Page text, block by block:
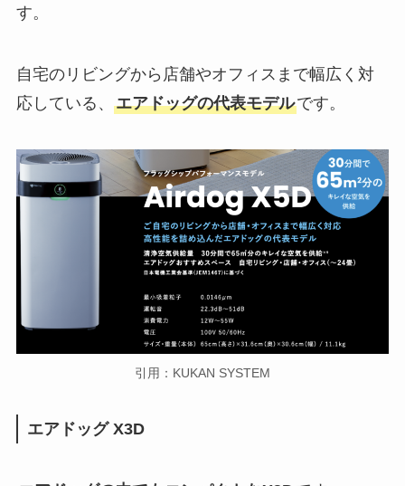
す。
自宅のリビングから店舗やオフィスまで幅広く対
応している、 エアドッグの代表モデルです。
引用：KUKAN SYSTEM
エアドッグ X3D